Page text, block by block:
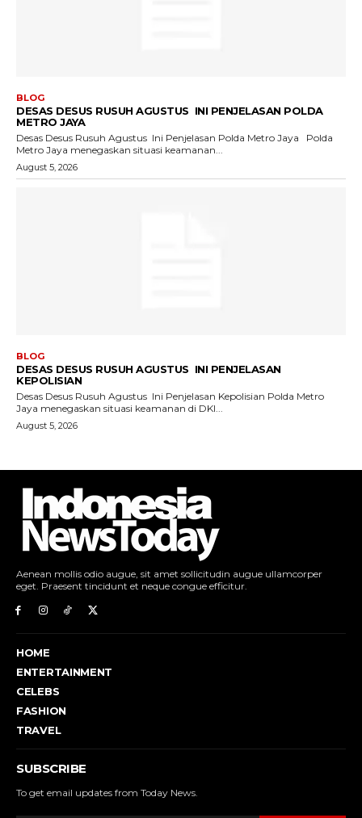
Aenean mollis odio augue, sit amet sollicitudin augue ullamcorper
eget. Praesent tincidunt et neque congue efficitur.
HOME
ENTERTAINMENT
CELEBS
FASHION
TRAVEL
SUBSCRIBE
To get email updates from Today News.